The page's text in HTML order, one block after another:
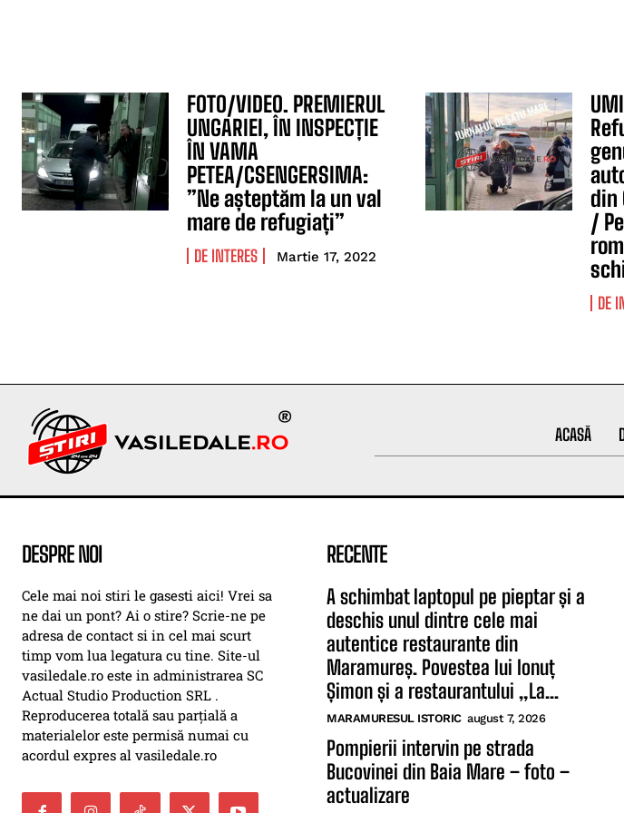
FOTO/VIDEO. PREMIERUL
UNGARIEI, ÎN INSPECȚIE
ÎN VAMA
PETEA/CSENGERSIMA:
”Ne așteptăm la un val
mare de refugiați”
DE INTERES Martie 17, 2022
din
/
DE
ACASĂ
DESPRE NOI
Cele mai noi stiri le gasesti aici! Vrei sa
ne dai un pont? Ai o stire? Scrie-ne pe
adresa de contact si in cel mai scurt
timp vom lua legatura cu tine. Site-ul
vasiledale.ro este in administrarea SC
Actual Studio Production SRL .
Reproducerea totală sau parțială a
materialelor este permisă numai cu
acordul expres al vasiledale.ro
RECENTE
A schimbat laptopul pe pieptar și a
deschis unul dintre cele mai
autentice restaurante din
Maramureș. Povestea lui Ionuț
Șimon și a restaurantului „La...
MARAMURESUL ISTORIC august 7, 2026
Pompierii intervin pe strada
Bucovinei din Baia Mare – foto –
actualizare